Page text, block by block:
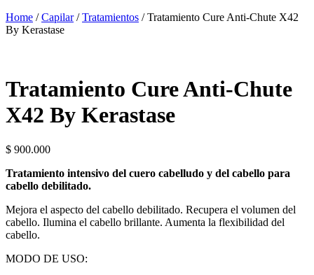
Home /Capilar/Tratamientos / Tratamiento Cure Anti-Chute X42
By Kerastase
Tratamiento Cure Anti-Chute
X42 By Kerastase
$ 900.000
Tratamiento intensivo del cuero cabelludo y del cabello para
cabello debilitado.
Mejora el aspecto del cabello debilitado. Recupera el volumen del
cabello. Ilumina el cabello brillante. Aumenta la flexibilidad del
cabello.
MODO DE USO: